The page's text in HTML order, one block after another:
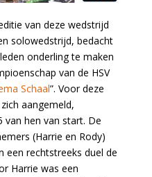
van deze wedstrijd
solowedstrijd, bedacht
onderling te maken
van de HSV
Schaal”. Voor deze
aangemeld,
van hen van start. De
(Harrie en Rody)
een rechtstreeks duel de
Harrie was een